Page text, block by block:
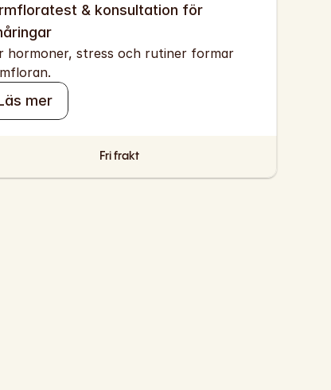
& konsultation för
hormoner, stress och rutiner formar
mer
Fri frakt